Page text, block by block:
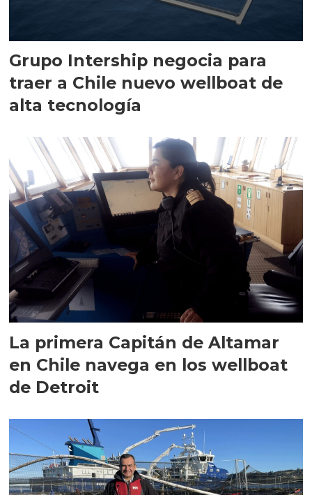
Grupo Intership negocia para
traer a Chile nuevo wellboat de
alta tecnología
La primera Capitán de Altamar
en Chile navega en los wellboat
de Detroit